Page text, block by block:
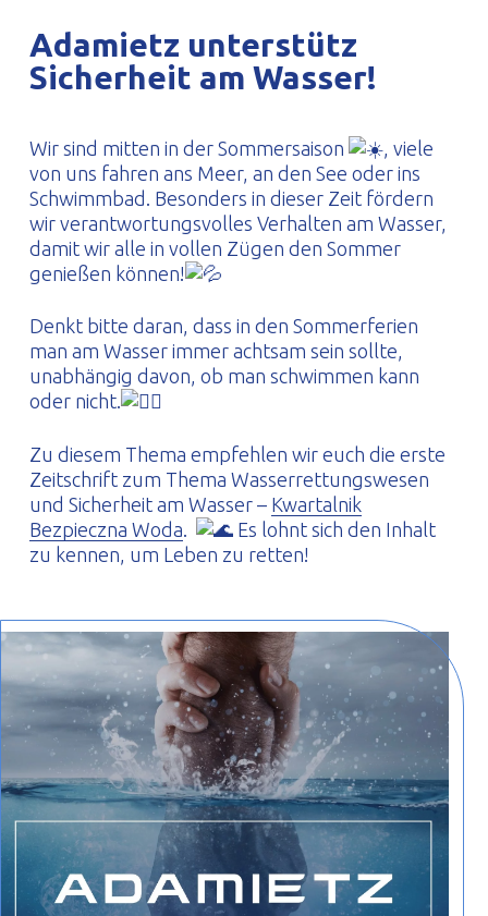
Adamietz unterstütz
Sicherheit am Wasser!
Wir sind mitten in der Sommersaison
, viele
von uns fahren ans Meer, an den See oder ins
Schwimmbad. Besonders in dieser Zeit fördern
wir verantwortungsvolles Verhalten am Wasser,
damit wir alle in vollen Zügen den Sommer
genießen können!
Denkt bitte daran, dass in den Sommerferien
man am Wasser immer achtsam sein sollte,
unabhängig davon, ob man schwimmen kann
oder nicht.
Zu diesem Thema empfehlen wir euch die erste
Zeitschrift zum Thema Wasserrettungswesen
und Sicherheit am Wasser – Kwartalnik
Bezpieczna Woda
Es lohnt sich den Inhalt
zu kennen, um Leben zu retten!